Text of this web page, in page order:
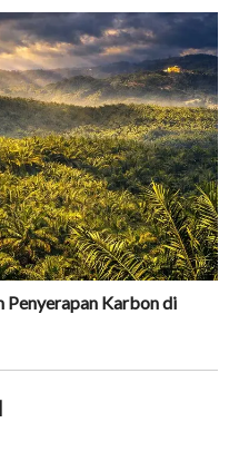
Penyerapan Karbon di